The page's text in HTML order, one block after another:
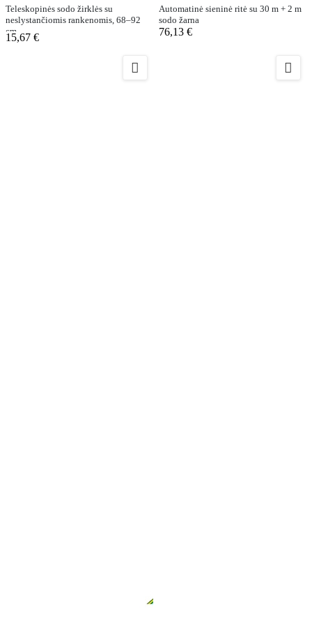
Teleskopinės sodo žirklės su
neslystančiomis rankenomis, 68–92
cm
15,67 €
Automatinė sieninė ritė su 30 m + 2 m
sodo žarna
76,13 €
 